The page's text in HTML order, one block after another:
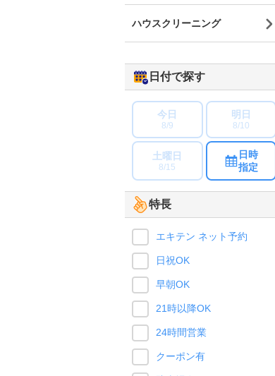
ハウスクリーニング
日付で探す
今日
8/9
明日
8/10
土曜日
8/15
日時
指定
特長
エキテン ネット予約
日祝OK
早朝OK
21時以降OK
24時間営業
クーポン有